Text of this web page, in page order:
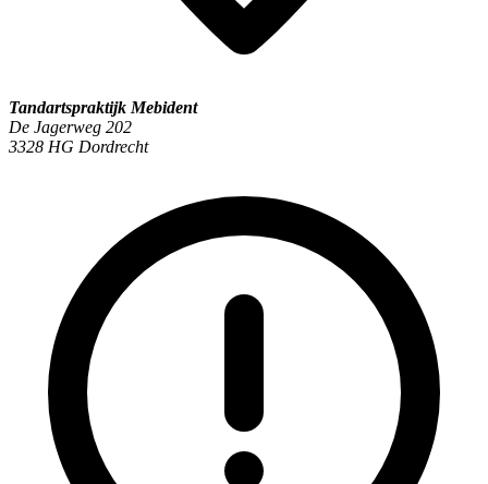
Tandartspraktijk Mebident
De Jagerweg 202
3328 HG Dordrecht